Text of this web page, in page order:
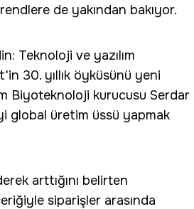
de yakından bakıyor.
Teknoloji ve yazılım
30. yıllık öyküsünü yeni
Biyoteknoloji kurucusu Serdar
global üretim üssü yapmak
arttığını belirten
siparişler arasında